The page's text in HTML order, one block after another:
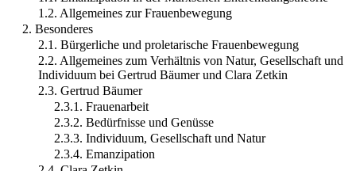
1.2. Allgemeines zur Frauenbewegung
2. Besonderes
2.1. Bürgerliche und proletarische Frauenbewegung
2.2. Allgemeines zum Verhältnis von Natur, Gesellschaft und
Individuum bei Gertrud Bäumer und Clara Zetkin
2.3. Gertrud Bäumer
2.3.1. Frauenarbeit
2.3.2. Bedürfnisse und Genüsse
2.3.3. Individuum, Gesellschaft und Natur
2.3.4. Emanzipation